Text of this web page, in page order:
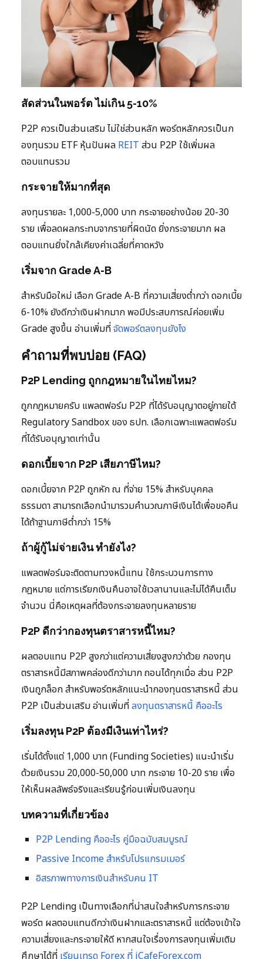
สัดส่วนในพอร์ต ไม่เกิน 5-10%
P2P ควรเป็นส่วนเสริม ไม่ใช่ส่วนหลัก พอร์ตหลักควรเป็นก
องทุนรวม ETF หุ้นปันผล REIT ส่วน P2P ใช้เพิ่มผล
ตอบแทนรวม
กระจายให้มากที่สุด
ลงทุนรายละ 1,000-5,000 บาท กระจายอย่างน้อย 20-30
ราย เพื่อลดผลกระทบจากรายที่ผิดนัด ยิ่งกระจายมาก ผล
ตอบแทนยิ่งใกล้เคียงค่าเฉลี่ยที่คาดหวัง
เริ่มจาก Grade A-B
สำหรับมือใหม่ เลือก Grade A-B ที่ความเสี่ยงต่ำกว่า ดอกเบี้ย
6-10% ยังดีกว่าเงินฝากมาก พอมีประสบการณ์ค่อยเพิ่ม
Grade สูงขึ้น อ่านเพิ่มที่จัดพอร์ตลงทุนยังไง
คำถามที่พบบ่อย (FAQ)
P2P Lending ถูกกฎหมายในไทยไหม?
ถูกกฎหมายครับ แพลตฟอร์ม P2P ที่ได้รับอนุญาตอยู่ภายใต้
Regulatory Sandbox ของ ธปท. เลือกเฉพาะแพลตฟอร์ม
ที่ได้รับอนุญาตเท่านั้น
ดอกเบี้ยจาก P2P เสียภาษีไหม?
ดอกเบี้ยจาก P2P ถูกหัก ณ ที่จ่าย 15% สำหรับบุคคล
ธรรมดา สามารถเลือกนำมารวมคำนวณภาษีเงินได้เพื่อขอคืน
ได้ถ้าฐานภาษีต่ำกว่า 15%
ถ้าผู้กู้ไม่จ่ายเงิน ทำยังไง?
แพลตฟอร์มจะติดตามทวงหนี้แทน ใช้กระบวนการทาง
กฎหมาย แต่การเรียกเงินคืนอาจใช้เวลานานและไม่ได้คืนเต็ม
จำนวน นี่คือเหตุผลที่ต้องกระจายลงทุนหลายราย
P2P ดีกว่ากองทุนตราสารหนี้ไหม?
ผลตอบแทน P2P สูงกว่าแต่ความเสี่ยงสูงกว่าด้วย กองทุน
ตราสารหนี้มีสภาพคล่องดีกว่ามาก ถอนได้ทุกเมื่อ ส่วน P2P
เงินถูกล็อก สำหรับพอร์ตหลักแนะนำกองทุนตราสารหนี้ ส่วน
P2P เป็นส่วนเสริม อ่านเพิ่มที่ลงทุนตราสารหนี้ คืออะไร
เริ่มลงทุน P2P ต้องมีเงินเท่าไหร่?
เริ่มได้ตั้งแต่ 1,000 บาท (Funding Societies) แนะนำเริ่ม
ด้วยเงินรวม 20,000-50,000 บาท กระจาย 10-20 ราย เพื่อ
ให้เห็นผลลัพธ์จริงและเรียนรู้ก่อนเพิ่มเงินลงทุน
บทความที่เกี่ยวข้อง
P2P Lending คืออะไร คู่มือฉบับสมบูรณ์
Passive Income สำหรับโปรแกรมเมอร์
อิสรภาพทางการเงินสำหรับคน IT
P2P Lending เป็นทางเลือกที่น่าสนใจสำหรับการกระจาย
พอร์ต ผลตอบแทนดีกว่าเงินฝากและตราสารหนี้ แต่ต้องเข้าใจ
ความเสี่ยงและกระจายให้ดี หากสนใจเรื่องการลงทุนเพิ่มเติม
ศึกษาได้ที่ เรียนเทรด Forex ที่ iCafeForex.com